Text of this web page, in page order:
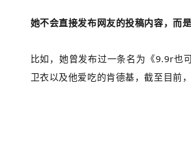
她不会直接发布网友的投稿内容，而
比如，她曾发布过一条名为《9.9r也
卫衣以及他爱吃的肯德基，截至目前